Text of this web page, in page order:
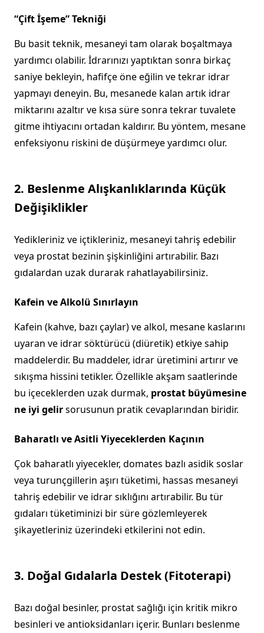
“Çift İşeme” Tekniği
Bu basit teknik, mesaneyi tam olarak boşaltmaya
yardımcı olabilir. İdrarınızı yaptıktan sonra birkaç
saniye bekleyin, hafifçe öne eğilin ve tekrar idrar
yapmayı deneyin. Bu, mesanede kalan artık idrar
miktarını azaltır ve kısa süre sonra tekrar tuvalete
gitme ihtiyacını ortadan kaldırır. Bu yöntem, mesane
enfeksiyonu riskini de düşürmeye yardımcı olur.
2. Beslenme Alışkanlıklarında Küçük
Değişiklikler
Yedikleriniz ve içtikleriniz, mesaneyi tahriş edebilir
veya prostat bezinin şişkinliğini artırabilir. Bazı
gıdalardan uzak durarak rahatlayabilirsiniz.
Kafein ve Alkolü Sınırlayın
Kafein (kahve, bazı çaylar) ve alkol, mesane kaslarını
uyaran ve idrar söktürücü (diüretik) etkiye sahip
maddelerdir. Bu maddeler, idrar üretimini artırır ve
sıkışma hissini tetikler. Özellikle akşam saatlerinde
bu içeceklerden uzak durmak, prostat büyümesine
ne iyi gelirsorusunun pratik cevaplarından biridir.
Baharatlı ve Asitli Yiyeceklerden Kaçının
Çok baharatlı yiyecekler, domates bazlı asidik soslar
veya turunçgillerin aşırı tüketimi, hassas mesaneyi
tahriş edebilir ve idrar sıklığını artırabilir. Bu tür
gıdaları tüketiminizi bir süre gözlemleyerek
şikayetleriniz üzerindeki etkilerini not edin.
3. Doğal Gıdalarla Destek (Fitoterapi)
Bazı doğal besinler, prostat sağlığı için kritik mikro
besinleri ve antioksidanları içerir. Bunları beslenme